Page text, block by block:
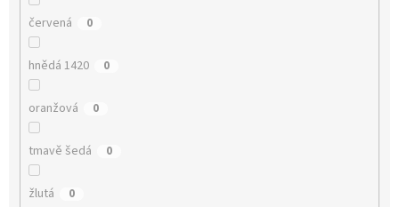
červená 0
hnědá 1420 0
oranžová 0
tmavě šedá 0
žlutá 0